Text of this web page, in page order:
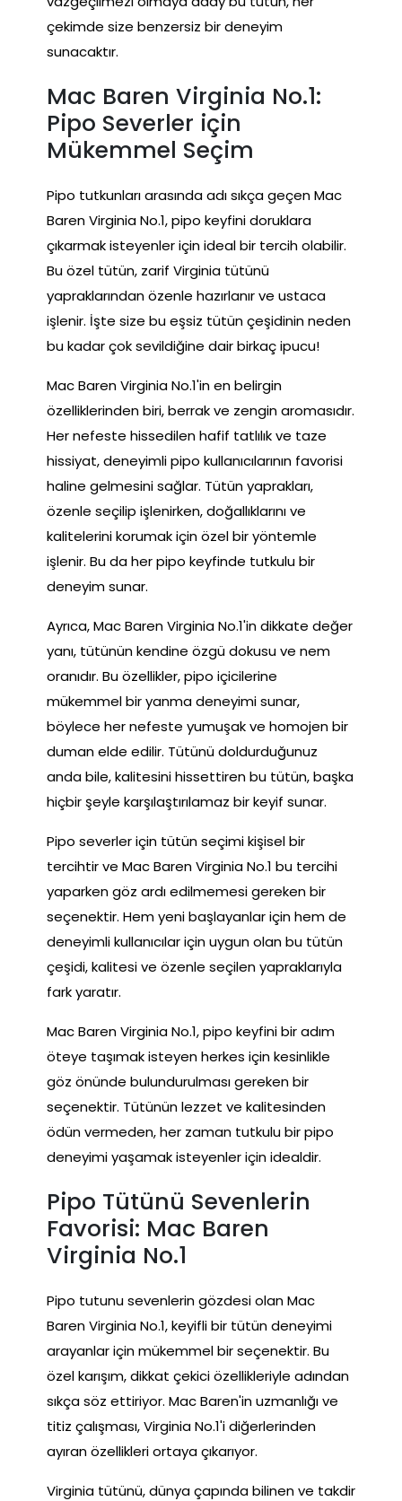
çekimde size benzersiz bir deneyim
sunacaktır.
Mac Baren Virginia No.1:
Pipo Severler için
Mükemmel Seçim
Pipo tutkunları arasında adı sıkça geçen Mac
Baren Virginia No.1, pipo keyfini doruklara
çıkarmak isteyenler için ideal bir tercih olabilir.
Bu özel tütün, zarif Virginia tütünü
yapraklarından özenle hazırlanır ve ustaca
işlenir. İşte size bu eşsiz tütün çeşidinin neden
bu kadar çok sevildiğine dair birkaç ipucu!
Mac Baren Virginia No.1'in en belirgin
özelliklerinden biri, berrak ve zengin aromasıdır.
Her nefeste hissedilen hafif tatlılık ve taze
hissiyat, deneyimli pipo kullanıcılarının favorisi
haline gelmesini sağlar. Tütün yaprakları,
özenle seçilip işlenirken, doğallıklarını ve
kalitelerini korumak için özel bir yöntemle
işlenir. Bu da her pipo keyfinde tutkulu bir
deneyim sunar.
Ayrıca, Mac Baren Virginia No.1'in dikkate değer
yanı, tütünün kendine özgü dokusu ve nem
oranıdır. Bu özellikler, pipo içicilerine
mükemmel bir yanma deneyimi sunar,
böylece her nefeste yumuşak ve homojen bir
duman elde edilir. Tütünü doldurduğunuz
anda bile, kalitesini hissettiren bu tütün, başka
hiçbir şeyle karşılaştırılamaz bir keyif sunar.
Pipo severler için tütün seçimi kişisel bir
tercihtir ve Mac Baren Virginia No.1 bu tercihi
yaparken göz ardı edilmemesi gereken bir
seçenektir. Hem yeni başlayanlar için hem de
deneyimli kullanıcılar için uygun olan bu tütün
çeşidi, kalitesi ve özenle seçilen yapraklarıyla
fark yaratır.
Mac Baren Virginia No.1, pipo keyfini bir adım
öteye taşımak isteyen herkes için kesinlikle
göz önünde bulundurulması gereken bir
seçenektir. Tütünün lezzet ve kalitesinden
ödün vermeden, her zaman tutkulu bir pipo
deneyimi yaşamak isteyenler için idealdir.
Pipo Tütünü Sevenlerin
Favorisi: Mac Baren
Virginia No.1
Pipo tutunu sevenlerin gözdesi olan Mac
Baren Virginia No.1, keyifli bir tütün deneyimi
arayanlar için mükemmel bir seçenektir. Bu
özel karışım, dikkat çekici özellikleriyle adından
sıkça söz ettiriyor. Mac Baren'in uzmanlığı ve
titiz çalışması, Virginia No.1'i diğerlerinden
ayıran özellikleri ortaya çıkarıyor.
Virginia tütünü, dünya çapında bilinen ve takdir